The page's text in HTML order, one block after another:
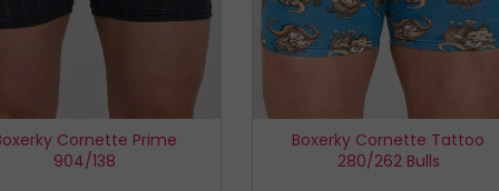
Cornette Prime
904/138
Boxerky Cornette Tattoo
280/262 Bulls